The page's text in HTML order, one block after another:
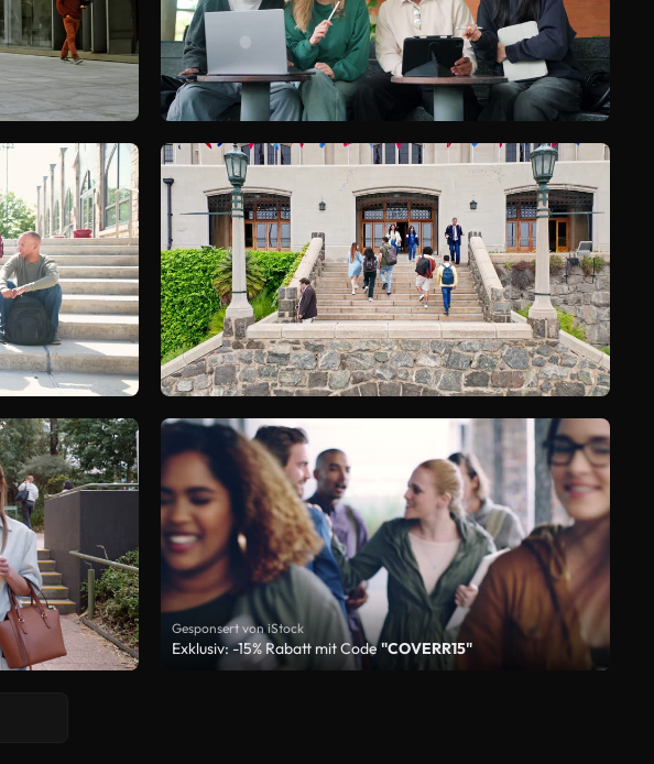
Gesponsert von iStock
Exklusiv: -15% Rabatt mit Code"COVERR15"